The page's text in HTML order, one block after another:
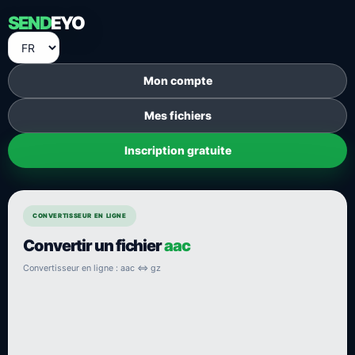
SENDEYO
Mon compte
Mes fichiers
Inscription gratuite
CONVERTISSEUR EN LIGNE
Convertir un fichieraac
Convertisseur en ligne : aac ⇔ gz